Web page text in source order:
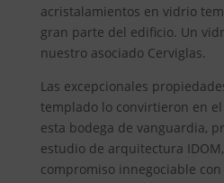
acristalamientos en vidrio
gran parte del edificio. Un
nuestro asociado Cerviglas.
Las excepcionales
templado lo convirtieron en
esta bodega de vanguardia,
estudio de arquitectura
compromiso innegociable